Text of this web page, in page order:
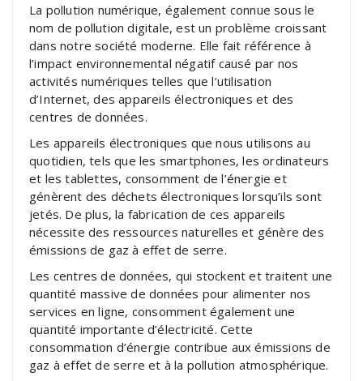
La pollution numérique, également connue sous le
nom de pollution digitale, est un problème croissant
dans notre société moderne. Elle fait référence à
l’impact environnemental négatif causé par nos
activités numériques telles que l’utilisation
d’Internet, des appareils électroniques et des
centres de données.
Les appareils électroniques que nous utilisons au
quotidien, tels que les smartphones, les ordinateurs
et les tablettes, consomment de l’énergie et
génèrent des déchets électroniques lorsqu’ils sont
jetés. De plus, la fabrication de ces appareils
nécessite des ressources naturelles et génère des
émissions de gaz à effet de serre.
Les centres de données, qui stockent et traitent une
quantité massive de données pour alimenter nos
services en ligne, consomment également une
quantité importante d’électricité. Cette
consommation d’énergie contribue aux émissions de
gaz à effet de serre et à la pollution atmosphérique.